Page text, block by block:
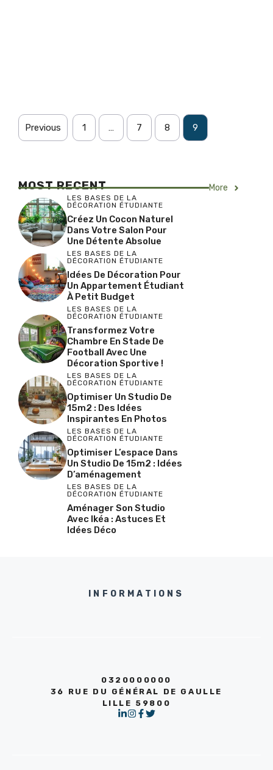
Previous 1 … 7 8 9
MOST RECENT More
LES BASES DE LA
DÉCORATION ÉTUDIANTE
Créez Un Cocon Naturel
Dans Votre Salon Pour
Une Détente Absolue
LES BASES DE LA
DÉCORATION ÉTUDIANTE
Idées De Décoration Pour
Un Appartement Étudiant
À Petit Budget
LES BASES DE LA
DÉCORATION ÉTUDIANTE
Transformez Votre
Chambre En Stade De
Football Avec Une
Décoration Sportive !
LES BASES DE LA
DÉCORATION ÉTUDIANTE
Optimiser Un Studio De
15m2 : Des Idées
Inspirantes En Photos
LES BASES DE LA
DÉCORATION ÉTUDIANTE
Optimiser L’espace Dans
Un Studio De 15m2 : Idées
D’aménagement
LES BASES DE LA
DÉCORATION ÉTUDIANTE
Aménager Son Studio
Avec Ikéa : Astuces Et
Idées Déco
INFORMATIONS
0320000000
36 RUE DU GÉNÉRAL DE GAULLE
LILLE 59800